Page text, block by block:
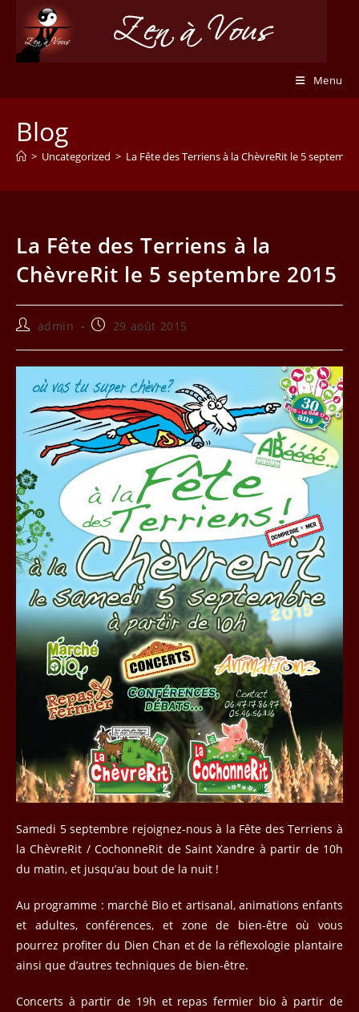
content
Menu
Blog
> Uncategorized > La Fête des Terriens à la ChèvreRit le 5
La Fête des Terriens à la
ChèvreRit le 5 septembre 2015
Auteur/autrice
la
publication :
admin
Publication
29 août 2015
Samedi 5 septembre rejoignez-nous à la Fête des Terriens à
la ChèvreRit / CochonneRit de Saint Xandre à partir de 10h
du matin, et jusqu’au bout de la nuit !
Au programme : marché Bio et artisanal, animations enfants
et adultes, conférences, et zone de bien-être où vous
pourrez profiter du Dien Chan et de la réflexologie plantaire
ainsi que d’autres techniques de bien-être.
Concerts à partir de 19h et repas fermier bio à partir de